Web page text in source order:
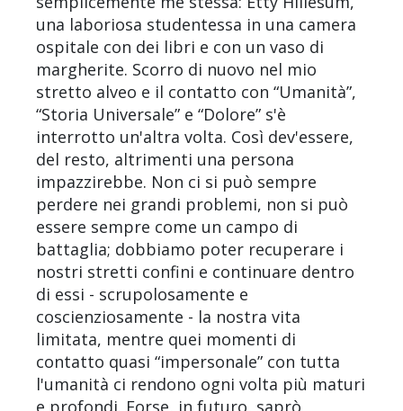
una laboriosa studentessa in una camera
ospitale con dei libri e con un vaso di
margherite. Scorro di nuovo nel mio
stretto alveo e il contatto con “Umanità”,
“Storia Universale” e “Dolore” s'è
interrotto un'altra volta. Così dev'essere,
del resto, altrimenti una persona
impazzirebbe. Non ci si può sempre
perdere nei grandi problemi, non si può
essere sempre come un campo di
battaglia; dobbiamo poter recuperare i
nostri stretti confini e continuare dentro
di essi - scrupolosamente e
coscienziosamente - la nostra vita
limitata, mentre quei momenti di
contatto quasi “impersonale” con tutta
l'umanità ci rendono ogni volta più maturi
e profondi. Forse, in futuro, saprò